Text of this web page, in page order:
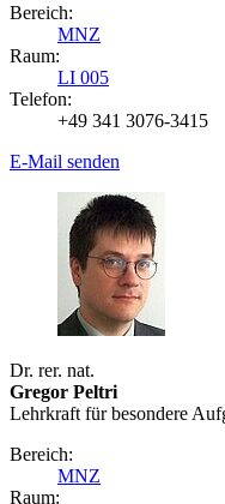
Bereich:
MNZ
Raum:
LI 005
Telefon:
+49 341 3076-3415
E-Mail senden
Dr. rer. nat.
Gregor Peltri
Lehrkraft für besondere
Bereich:
MNZ
Raum: